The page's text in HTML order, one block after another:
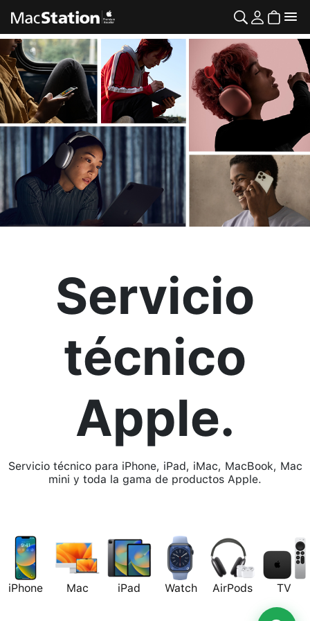
Servicio
técnico
Apple.
Servicio técnico para iPhone, iPad, iMac, MacBook, Mac
mini y toda la gama de productos Apple.
iPhone Mac iPad Watch AirPods TV